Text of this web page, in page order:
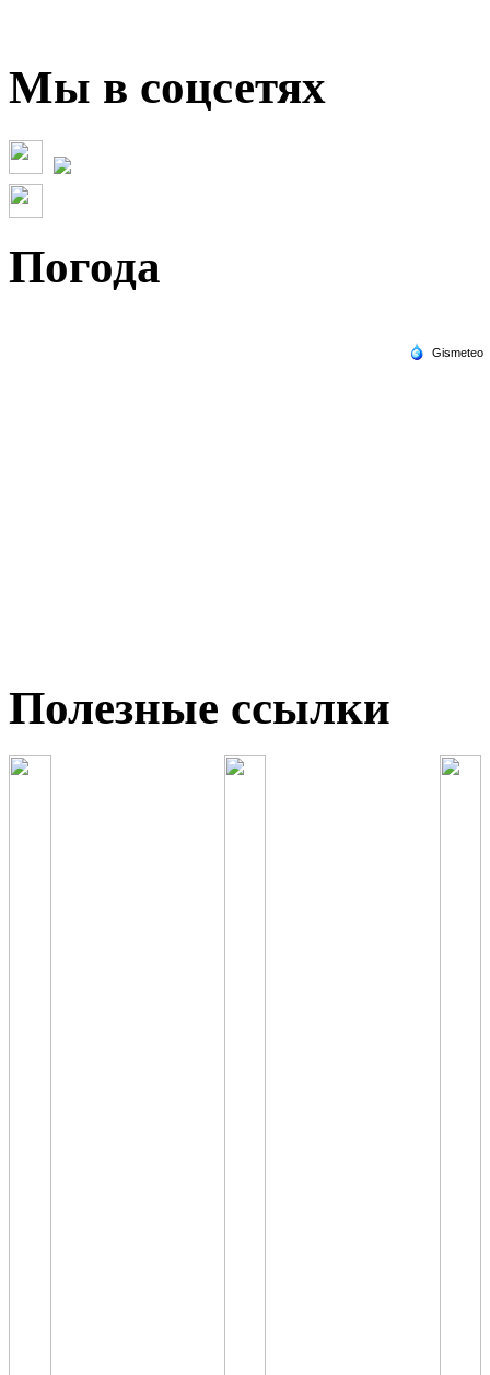
Мы в соцсетях
Погода
Полезные ссылки